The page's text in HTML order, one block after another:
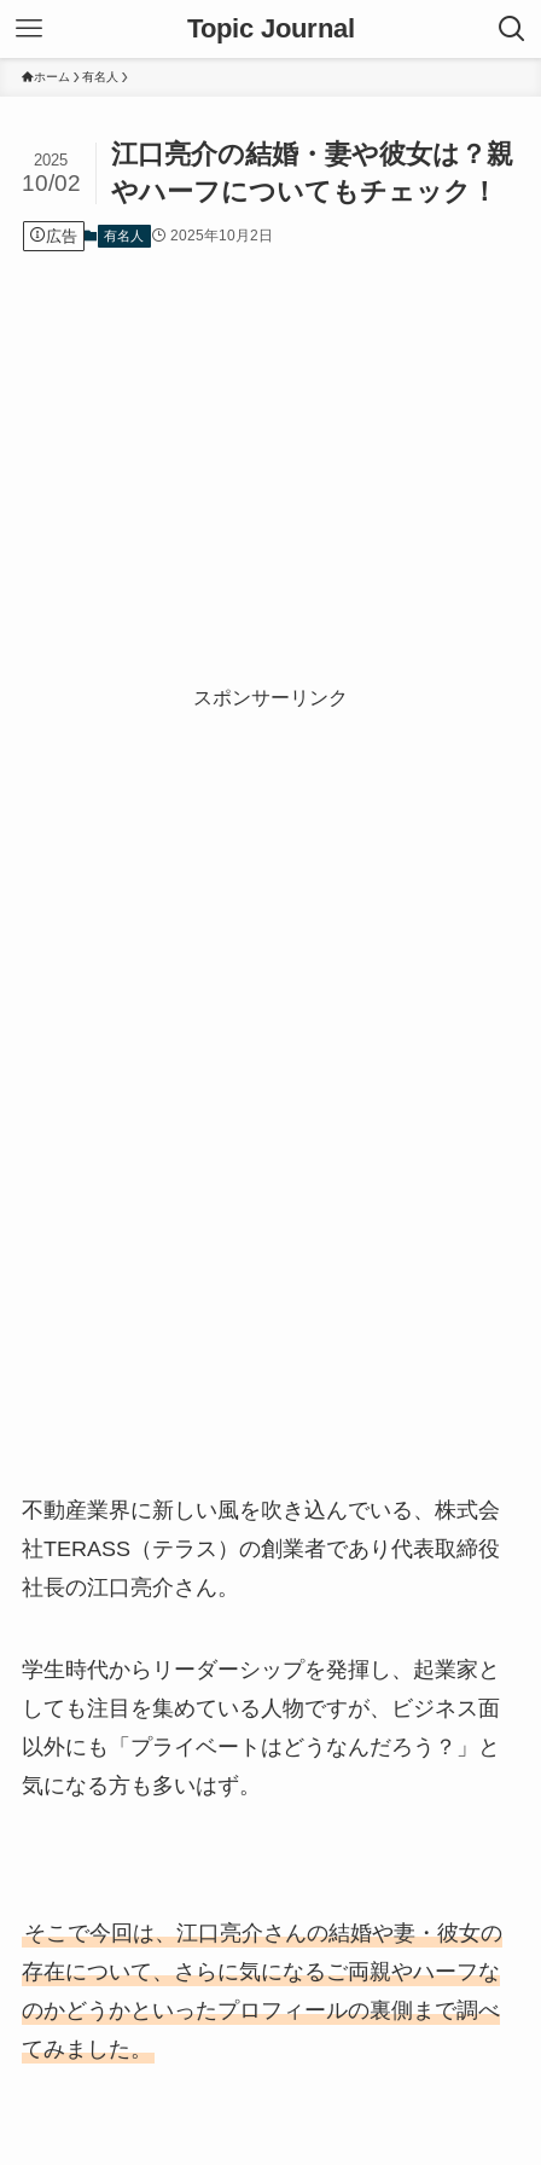
Topic Journal
ホーム 有名人
江口亮介の結婚・妻や彼女は？親
やハーフについてもチェック！
2025
10/02
広告 有名人 2025年10月2日
スポンサーリンク
不動産業界に新しい風を吹き込んでいる、株式会
社TERASS（テラス）の創業者であり代表取締役
社長の江口亮介さん。
学生時代からリーダーシップを発揮し、起業家と
しても注目を集めている人物ですが、ビジネス面
以外にも「プライベートはどうなんだろう？」と
気になる方も多いはず。
そこで今回は、江口亮介さんの結婚や妻・彼女の
存在について、さらに気になるご両親やハーフな
のかどうかといったプロフィールの裏側まで調べ
てみました。